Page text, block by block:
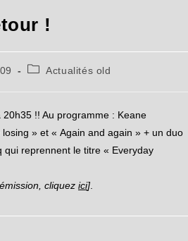
!
Actualités old
20h35 !! Au programme : Keane
» et « Again and again » + un duo
qui reprennent le titre « Everyday
cliquez ici].